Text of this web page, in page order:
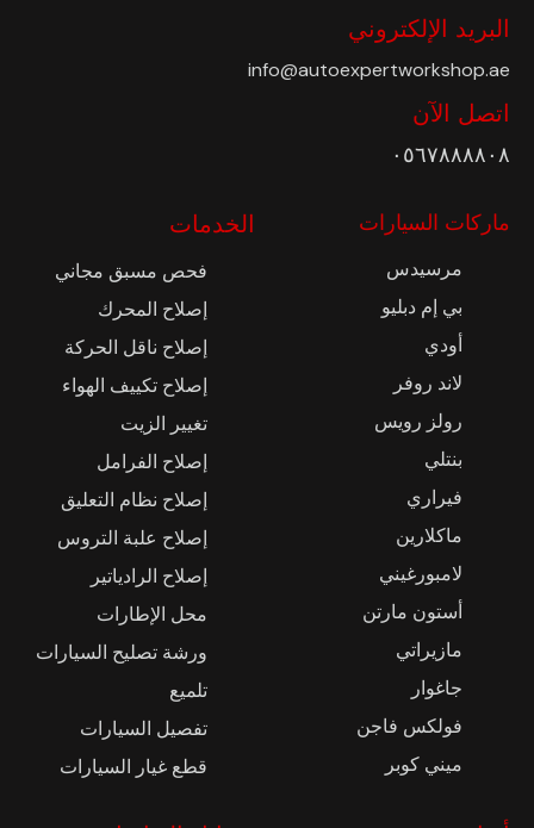
البريد الإلكتروني
info@autoexpertworkshop.ae
اتصل الآن
٠٥٦٧٨٨٨٨٠٨
ماركات السيارات
مرسيدس
بي إم دبليو
أودي
لاند روفر
رولز رويس
بنتلي
فيراري
ماكلارين
لامبورغيني
أستون مارتن
مازيراتي
جاغوار
فولكس فاجن
ميني كوبر
الخدمات
فحص مسبق مجاني
إصلاح المحرك
إصلاح ناقل الحركة
إصلاح تكييف الهواء
تغيير الزيت
إصلاح الفرامل
إصلاح نظام التعليق
إصلاح علبة التروس
إصلاح الرادياتير
محل الإطارات
ورشة تصليح السيارات
تلميع
تفصيل السيارات
قطع غيار السيارات